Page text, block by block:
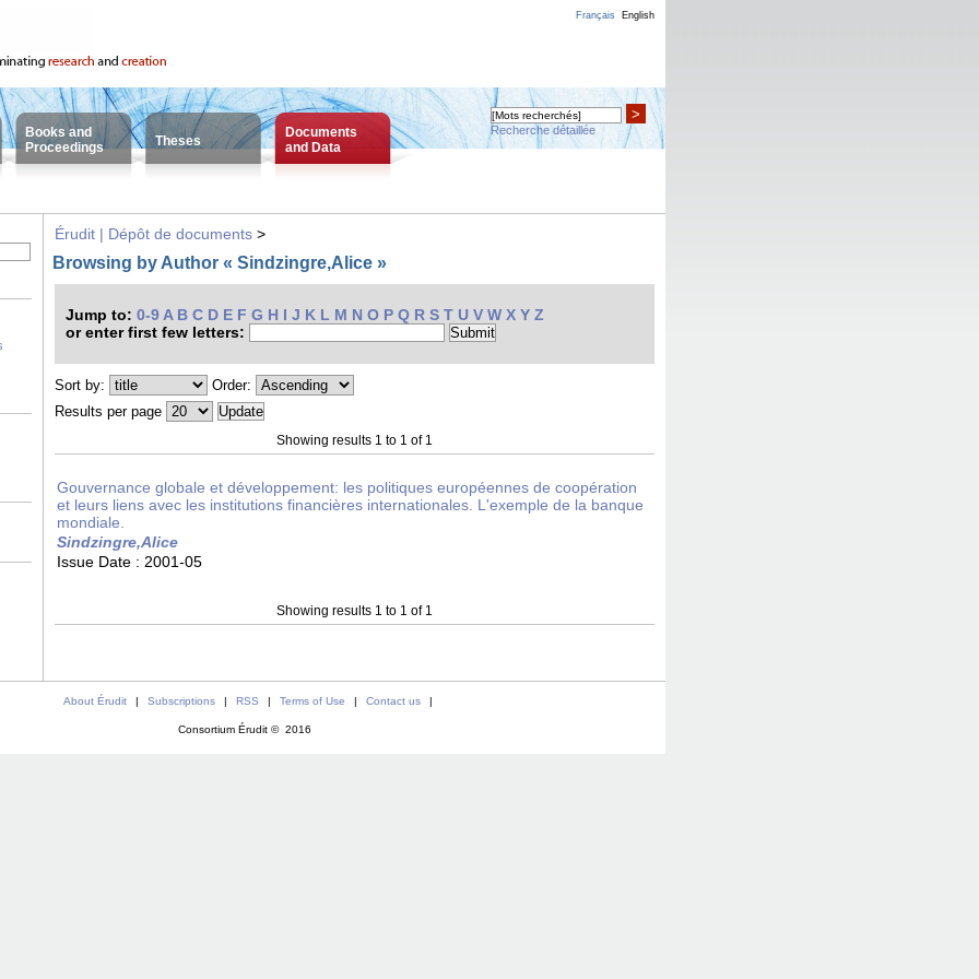
Français English
Books and
Proceedings
Theses
Documents
and Data
>
Recherche détaillée
Érudit | Dépôt de documents >
Browsing by Author « Sindzingre,Alice »
Jump to: 0-9 A B C D E F G H I J K L M N O P Q R S T U V W X Y Z
or enter first few letters:
Sort by:
Order:
Results per page
Showing results 1 to 1 of 1
Gouvernance globale et développement: les politiques européennes de coopération
et leurs liens avec les institutions financières internationales. L'exemple de la banque
mondiale.
Sindzingre,Alice
Issue Date : 2001-05
Showing results 1 to 1 of 1
About Érudit | Subscriptions | RSS | Terms of Use | Contact us |
Consortium Érudit © 2016